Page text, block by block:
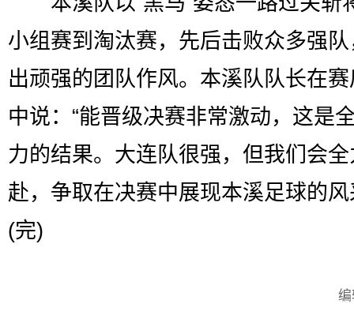
小组赛到淘汰赛，先后击败众多强
出顽强的团队作风。本溪队队长在
中说：“能晋级决赛非常激动，这是
力的结果。大连队很强，但我们会
赴，争取在决赛中展现本溪足球的风
(完)